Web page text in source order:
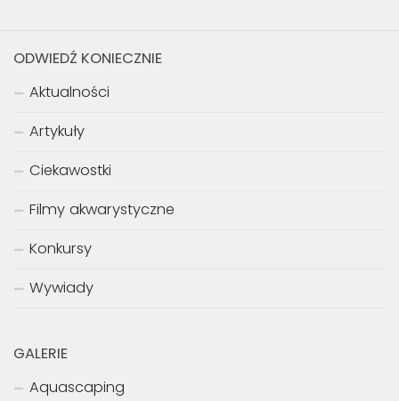
ODWIEDŹ KONIECZNIE
Aktualności
Artykuły
Ciekawostki
Filmy akwarystyczne
Konkursy
Wywiady
GALERIE
Aquascaping